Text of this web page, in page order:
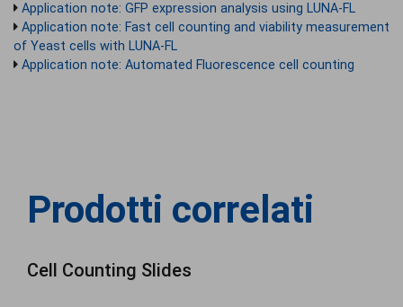
Application note: GFP expression analysis using LUNA-FL
Application note: Fast cell counting and viability measurement
of Yeast cells with LUNA-FL
Application note: Automated Fluorescence cell counting
Prodotti correlati
Cell Counting Slides